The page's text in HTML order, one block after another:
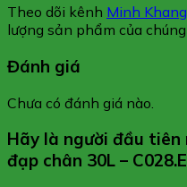
Theo dõi kênh Minh
lượng sản phẩm của
Đánh giá
Chưa có đánh giá nào.
Hãy là người đầu tiên
đạp chân 30L –